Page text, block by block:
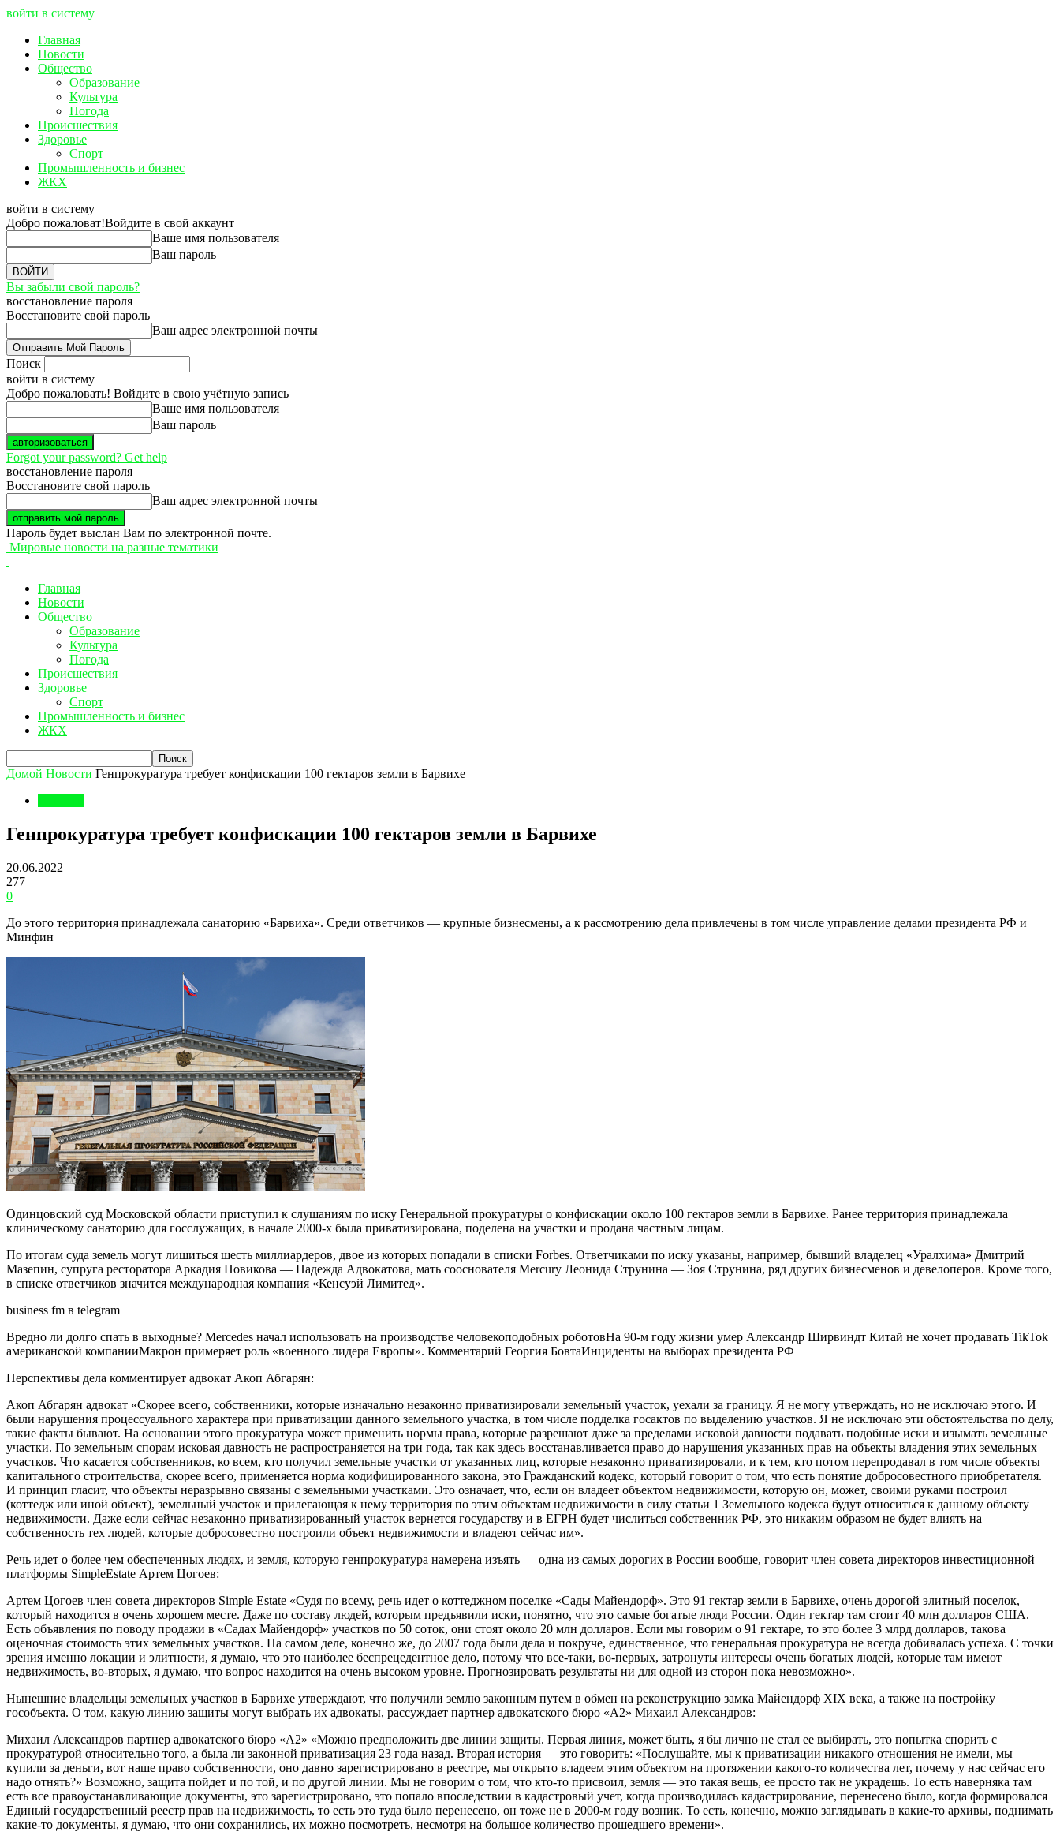
войти в систему
Главная
Новости
Общество
Образование
Культура
Погода
Происшествия
Здоровье
Спорт
Промышленность и бизнес
ЖКХ
войти в систему
Добро пожаловат!Войдите в свой аккаунт
Ваше имя пользователя
Ваш пароль
Вы забыли свой пароль?
восстановление пароля
Восстановите свой пароль
Ваш адрес электронной почты
Поиск
войти в систему
Добро пожаловать! Войдите в свою учётную запись
Ваше имя пользователя
Ваш пароль
Forgot your password? Get help
восстановление пароля
Восстановите свой пароль
Ваш адрес электронной почты
Пароль будет выслан Вам по электронной почте.
Мировые новости на разные тематики
Главная
Новости
Общество
Образование
Культура
Погода
Происшествия
Здоровье
Спорт
Промышленность и бизнес
ЖКХ
Домой Новости Генпрокуратура требует конфискации 100 гектаров земли в Барвихе
Генпрокуратура требует конфискации 100 гектаров земли в Барвихе
20.06.2022
277
0
До этого территория принадлежала санаторию «Барвиха». Среди ответчиков — крупные бизнесмены, а к рассмотрению дела привлечены в том числе управление делами президента РФ и
Минфин
Одинцовский суд Московской области приступил к слушаниям по иску Генеральной прокуратуры о конфискации около 100 гектаров земли в Барвихе. Ранее территория принадлежала
клиническому санаторию для госслужащих, в начале 2000-х была приватизирована, поделена на участки и продана частным лицам.
По итогам суда земель могут лишиться шесть миллиардеров, двое из которых попадали в списки Forbes. Ответчиками по иску указаны, например, бывший владелец «Уралхима» Дмитрий
Мазепин, супруга ресторатора Аркадия Новикова — Надежда Адвокатова, мать сооснователя Mercury Леонида Струнина — Зоя Струнина, ряд других бизнесменов и девелоперов. Кроме того,
в списке ответчиков значится международная компания «Кенсуэй Лимитед».
business fm в telegram
Вредно ли долго спать в выходные? Mercedes начал использовать на производстве человекоподобных роботовНа 90-м году жизни умер Александр Ширвиндт Китай не хочет продавать TikTok
американской компанииМакрон примеряет роль «военного лидера Европы». Комментарий Георгия БовтаИнциденты на выборах президента РФ
Перспективы дела комментирует адвокат Акоп Абгарян:
Акоп Абгарян адвокат «Скорее всего, собственники, которые изначально незаконно приватизировали земельный участок, уехали за границу. Я не могу утверждать, но не исключаю этого. И
были нарушения процессуального характера при приватизации данного земельного участка, в том числе подделка госактов по выделению участков. Я не исключаю эти обстоятельства по делу,
такие факты бывают. На основании этого прокуратура может применить нормы права, которые разрешают даже за пределами исковой давности подавать подобные иски и изымать земельные
участки. По земельным спорам исковая давность не распространяется на три года, так как здесь восстанавливается право до нарушения указанных прав на объекты владения этих земельных
участков. Что касается собственников, ко всем, кто получил земельные участки от указанных лиц, которые незаконно приватизировали, и к тем, кто потом перепродавал в том числе объекты
капитального строительства, скорее всего, применяется норма кодифицированного закона, это Гражданский кодекс, который говорит о том, что есть понятие добросовестного приобретателя.
И принцип гласит, что объекты неразрывно связаны с земельными участками. Это означает, что, если он владеет объектом недвижимости, которую он, может, своими руками построил
(коттедж или иной объект), земельный участок и прилегающая к нему территория по этим объектам недвижимости в силу статьи 1 Земельного кодекса будут относиться к данному объекту
недвижимости. Даже если сейчас незаконно приватизированный участок вернется государству и в ЕГРН будет числиться собственник РФ, это никаким образом не будет влиять на
собственность тех людей, которые добросовестно построили объект недвижимости и владеют сейчас им».
Речь идет о более чем обеспеченных людях, и земля, которую генпрокуратура намерена изъять — одна из самых дорогих в России вообще, говорит член совета директоров инвестиционной
платформы SimpleEstate Артем Цогоев:
Артем Цогоев член совета директоров Simple Estate «Судя по всему, речь идет о коттеджном поселке «Сады Майендорф». Это 91 гектар земли в Барвихе, очень дорогой элитный поселок,
который находится в очень хорошем месте. Даже по составу людей, которым предъявили иски, понятно, что это самые богатые люди России. Один гектар там стоит 40 млн долларов США.
Есть объявления по поводу продажи в «Садах Майендорф» участков по 50 соток, они стоят около 20 млн долларов. Если мы говорим о 91 гектаре, то это более 3 млрд долларов, такова
оценочная стоимость этих земельных участков. На самом деле, конечно же, до 2007 года были дела и покруче, единственное, что генеральная прокуратура не всегда добивалась успеха. С точки
зрения именно локации и элитности, я думаю, что это наиболее беспрецедентное дело, потому что все-таки, во-первых, затронуты интересы очень богатых людей, которые там имеют
недвижимость, во-вторых, я думаю, что вопрос находится на очень высоком уровне. Прогнозировать результаты ни для одной из сторон пока невозможно».
Нынешние владельцы земельных участков в Барвихе утверждают, что получили землю законным путем в обмен на реконструкцию замка Майендорф XIX века, а также на постройку
гособъекта. О том, какую линию защиты могут выбрать их адвокаты, рассуждает партнер адвокатского бюро «А2» Михаил Александров:
Михаил Александров партнер адвокатского бюро «А2» «Можно предположить две линии защиты. Первая линия, может быть, я бы лично не стал ее выбирать, это попытка спорить с
прокуратурой относительно того, а была ли законной приватизация 23 года назад. Вторая история — это говорить: «Послушайте, мы к приватизации никакого отношения не имели, мы
купили за деньги, вот наше право собственности, оно давно зарегистрировано в реестре, мы открыто владеем этим объектом на протяжении какого-то количества лет, почему у нас сейчас его
надо отнять?» Возможно, защита пойдет и по той, и по другой линии. Мы не говорим о том, что кто-то присвоил, земля — это такая вещь, ее просто так не украдешь. То есть наверняка там
есть все правоустанавливающие документы, это зарегистрировано, это попало впоследствии в кадастровый учет, когда производилась кадастрирование, перенесено было, когда формировался
Единый государственный реестр прав на недвижимость, то есть это туда было перенесено, он тоже не в 2000-м году возник. То есть, конечно, можно заглядывать в какие-то архивы, поднимать
какие-то документы, я думаю, что они сохранились, их можно посмотреть, несмотря на большое количество прошедшего времени».